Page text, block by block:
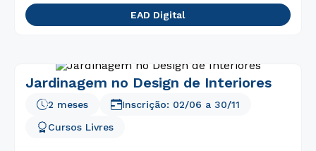
EAD Digital
Jardinagem no Design de Interiores
Cursos Livres
2 meses Inscrição: 02/06 a 30/11
7º
fisioterapia
8º
enfermagem
10 º biomedicina